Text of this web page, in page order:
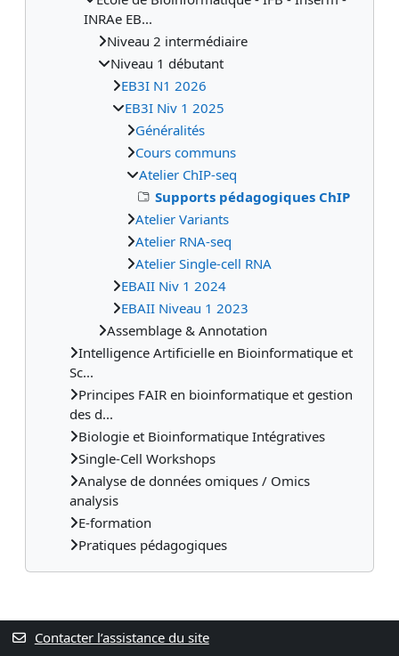
INRAe EB...
Niveau 2 intermédiaire
Niveau 1 débutant
EB3I N1 2026
EB3I Niv 1 2025
Généralités
Cours communs
Atelier ChIP-seq
Supports pédagogiques ChIP
Atelier Variants
Atelier RNA-seq
Atelier Single-cell RNA
EBAII Niv 1 2024
EBAII Niveau 1 2023
Assemblage & Annotation
Intelligence Artificielle en Bioinformatique et
Sc...
Principes FAIR en bioinformatique et gestion
des d...
Biologie et Bioinformatique Intégratives
Single-Cell Workshops
Analyse de données omiques / Omics
analysis
E-formation
Pratiques pédagogiques
Contacter l’assistance du site